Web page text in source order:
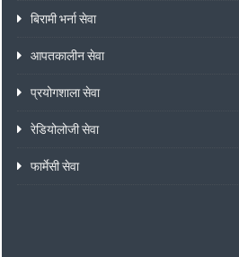
बिरामी भर्ना सेवा
आपतकालीन सेवा
प्रयोगशाला सेवा
रेडियोलोजी सेवा
फार्मेसी सेवा